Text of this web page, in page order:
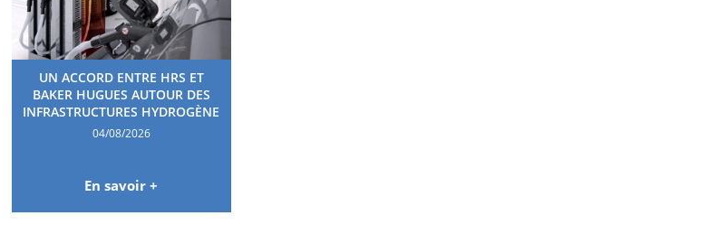
UN ACCORD ENTRE HRS ET
BAKER HUGUES AUTOUR DES
INFRASTRUCTURES HYDROGÈNE
04/08/2026
En savoir +